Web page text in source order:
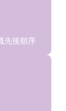
先後順序